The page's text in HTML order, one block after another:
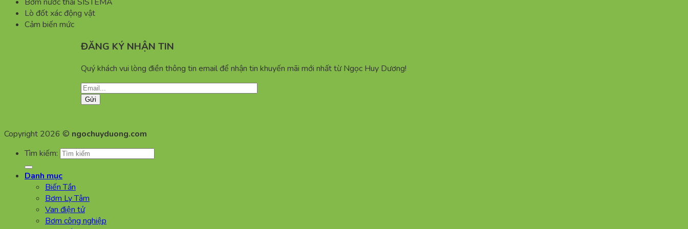
Lò đốt xác động vật
Cảm biến mức
ĐĂNG KÝ NHẬN TIN
Quý khách vui lòng điền thông tin email để nhận tin khuyến mãi mới nhất từ Ngọc Huy Dương!
Copyright 2026 © ngochuyduong.com
Tìm kiếm:
Danh mục
Biến Tần
Bơm Ly Tâm
Van điện tử
Bơm công nghiệp